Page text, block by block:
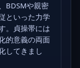
BDSMや親密
といった力学
。貞操帯には
的意義の両面
してきまし